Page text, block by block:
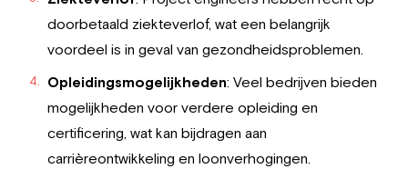
doorbetaald ziekteverlof, wat een belangrijk
voordeel is in geval van gezondheidsproblemen.
Opleidingsmogelijkheden: Veel bedrijven bieden
mogelijkheden voor verdere opleiding en
certificering, wat kan bijdragen aan
carrièreontwikkeling en loonverhogingen.